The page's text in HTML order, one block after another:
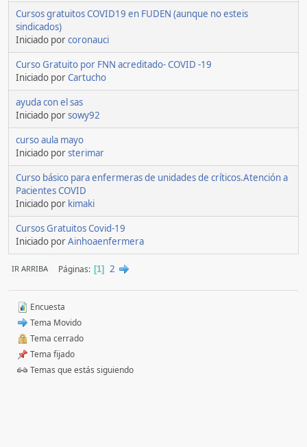
Cursos gratuitos COVID19 en FUDEN (aunque no esteis
sindicados)
Iniciado porcoronauci
Curso Gratuito por FNN acreditado- COVID -19
Iniciado porCartucho
ayuda con el sas
Iniciado porsowy92
curso aula mayo
Iniciado porsterimar
Curso básico para enfermeras de unidades de críticos.Atención a
Pacientes COVID
Iniciado por kimaki
Cursos Gratuitos Covid-19
Iniciado porAinhoaenfermera
IR ARRIBA Páginas 1 2
Encuesta
Tema Movido
Tema cerrado
Tema fijado
Temas que estás siguiendo